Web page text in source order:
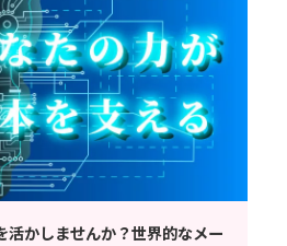
活かしませんか？世界的なメー